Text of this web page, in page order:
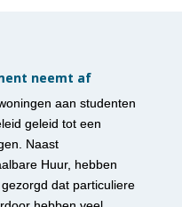
neemt af
aan studenten
geleid tot een
Naast
Huur, hebben
dat particuliere